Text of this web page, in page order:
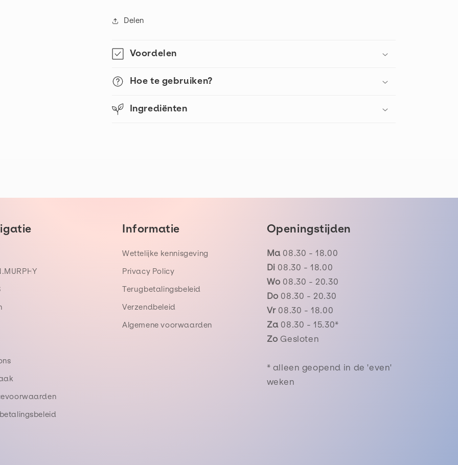
Delen
Voordelen
Hoe te gebruiken?
Ingrediënten
Informatie
Wettelijke kennisgeving
Privacy Policy
Terugbetalingsbeleid
Verzendbeleid
Algemene voorwaarden
Openingstijden
Ma 08.30 - 18.00
Di 08.30 - 18.00
Wo 08.30 - 20.30
Do 08.30 - 20.30
Vr08.30 - 18.00
Za08.30 - 15.30*
Zo Gesloten
* alleen geopend in de 'even'
weken